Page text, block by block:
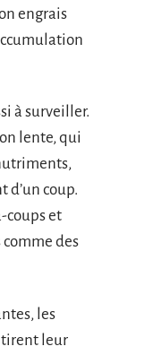
engrais
à surveiller.
lente, qui
d’un coup.
coups et
comme des
les
tirent leur